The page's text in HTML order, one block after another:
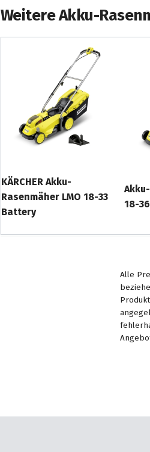
Weitere Akku-
KÄRCHER Akku-
Rasenmäher LMO 18-33
Battery
18-
Alle